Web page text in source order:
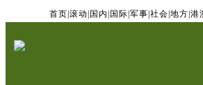
首页 滚动 国内 国际 军事 社会 地方 港